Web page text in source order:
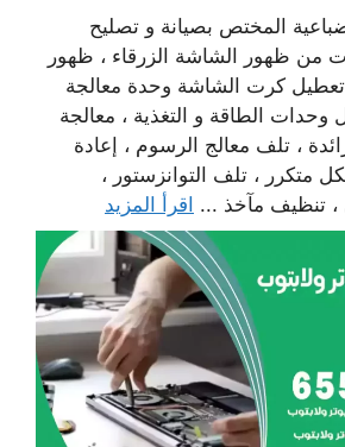
المختص بصيانة و تصليح
من ظهور الشاشة الزرقاء ، ظهور
تعطيل كرت الشاشة وحدة معالجة
الطاقة و التغذية ، معالجة
، تلف معالج الرسوم ، إعادة
متكرر ، تلف التوانزستور ،
، تنظيف مآخذ ... اقرأ المزيد